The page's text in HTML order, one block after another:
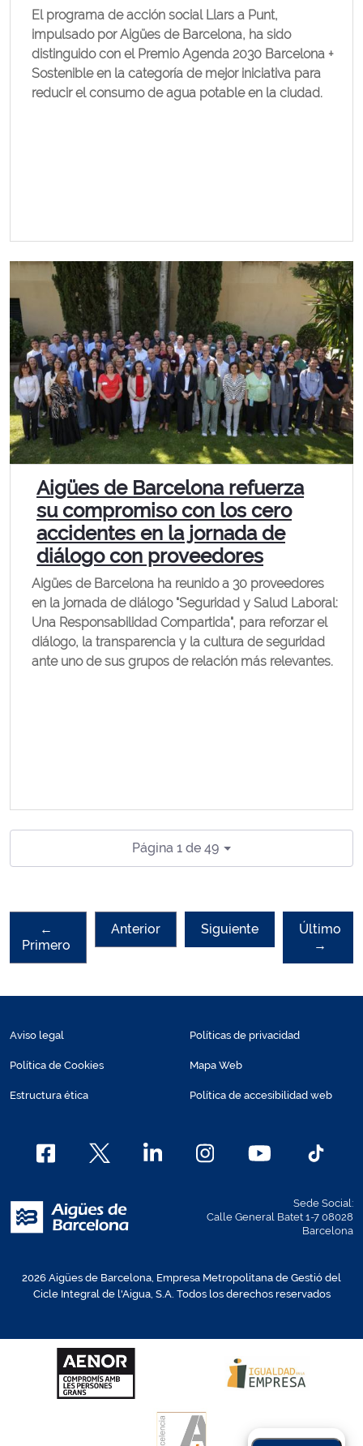
El programa de acción social Llars a Punt,
impulsado por Aigües de Barcelona, ha sido
distinguido con el Premio Agenda 2030 Barcelona +
Sostenible en la categoría de mejor iniciativa para
reducir el consumo de agua potable en la ciudad.
Aigües de Barcelona refuerza
su compromiso con los cero
accidentes en la jornada de
diálogo con proveedores
Aigües de Barcelona ha reunido a 30 proveedores
en la jornada de diálogo "Seguridad y Salud Laboral:
Una Responsabilidad Compartida", para reforzar el
diálogo, la transparencia y la cultura de seguridad
ante uno de sus grupos de relación más relevantes.
Página 1 de 49
←
Primero
Anterior Siguiente
Último
→
Aviso legal
Política de Cookies
Estructura ética
Políticas de privacidad
Mapa Web
Política de accesibilidad web
Sede Social:
Calle General Batet 1-7 08028
Barcelona
2026 Aigües de Barcelona, Empresa Metropolitana de Gestió del
Cicle Integral de l'Aigua, S.A. Todos los derechos reservados